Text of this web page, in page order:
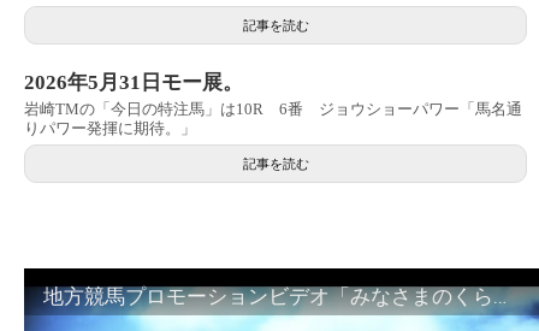
記事を読む
2026年5月31日モー展。
岩崎TMの「今日の特注馬」は10R 6番 ジョウショーパワー「馬名通
りパワー発揮に期待。」
記事を読む
地方競馬プロモーションビデオ「みなさまのくらしのために」30秒篇｜NAR公式